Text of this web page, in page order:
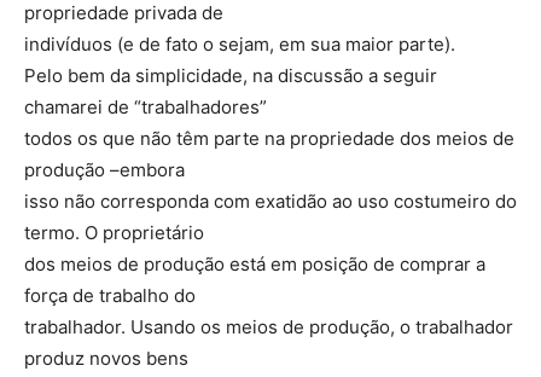
propriedade privada de
indivíduos (e de fato o sejam, em sua maior parte).
Pelo bem da simplicidade, na discussão a seguir
chamarei de “trabalhadores”
todos os que não têm parte na propriedade dos meios de
produção –embora
isso não corresponda com exatidão ao uso costumeiro do
termo. O proprietário
dos meios de produção está em posição de comprar a
força de trabalho do
trabalhador. Usando os meios de produção, o trabalhador
produz novos bens